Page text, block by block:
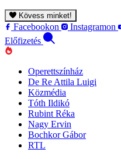
Kövess minket!
Facebookon Instagramon
Előfizetés
Operettszínház
De Re Attila Luigi
Közmédia
Tóth Ildikó
Rubint Réka
Nagy Ervin
Bochkor Gábor
RTL